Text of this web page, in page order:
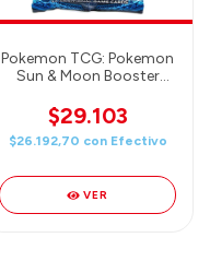
Pokemon TCG: Pokemon
Sun & Moon Booster
$29.103
$26.192,70 con Efectivo
VER